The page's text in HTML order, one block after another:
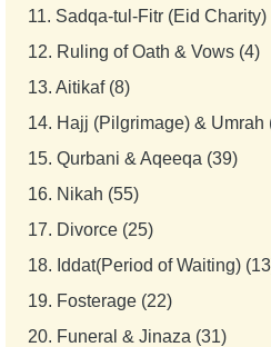
11. Sadqa-tul-Fitr (Eid Charity)
12. Ruling of Oath & Vows (4)
13. Aitikaf (8)
14. Hajj (Pilgrimage) & Umrah
15. Qurbani & Aqeeqa (39)
16. Nikah (55)
17. Divorce (25)
18. Iddat(Period of Waiting)
19. Fosterage (22)
20. Funeral & Jinaza (31)